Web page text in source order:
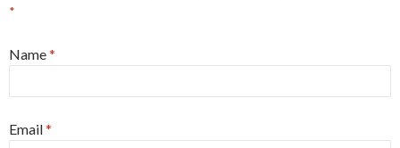
*
Name*
Email*